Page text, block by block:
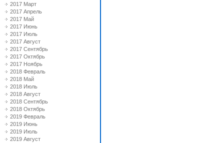
2017 Март
2017 Апрель
2017 Май
2017 Июнь
2017 Июль
2017 Август
2017 Сентябрь
2017 Октябрь
2017 Ноябрь
2018 Февраль
2018 Май
2018 Июль
2018 Август
2018 Сентябрь
2018 Октябрь
2019 Февраль
2019 Июнь
2019 Июль
2019 Август